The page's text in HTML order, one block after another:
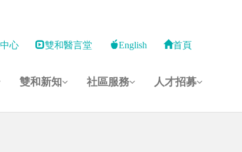
心 雙和醫言堂 English 首頁
雙和新知 社區服務 人才招募